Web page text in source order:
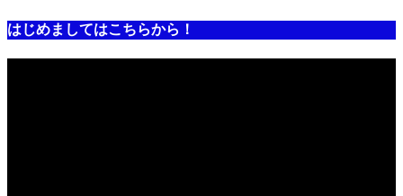
はじめましてはこちらから！